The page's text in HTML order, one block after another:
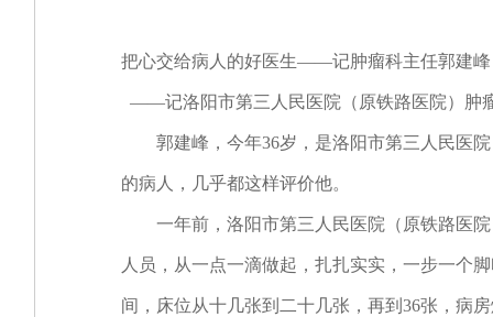
把心交给病人的好医生——记肿瘤科主任郭建峰
——记洛阳市第三人民医院（原铁路医院）肿
郭建峰，今年36岁，是洛阳市第三人民医院
的病人，几乎都这样评价他。
一年前，洛阳市第三人民医院（原铁路医院
人员，从一点一滴做起，扎扎实实，一步一个
间，床位从十几张到二十几张，再到36张，病